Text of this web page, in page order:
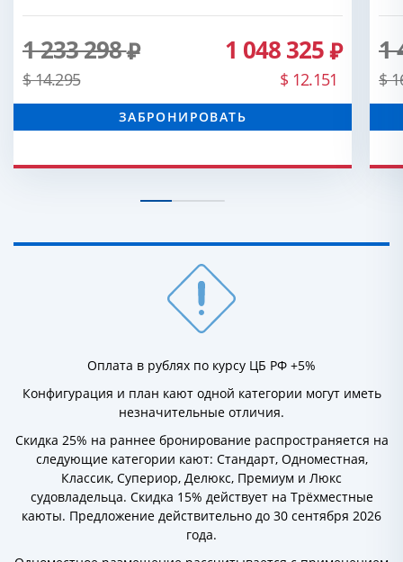
1 233 298
$ 14.295
1 048 325
$ 12.151
ЗАБРОНИРОВАТЬ
1
$
Оплата в рублях по курсу ЦБ РФ +5%
Конфигурация и план кают одной категории могут иметь
незначительные отличия.
Скидка 25% на раннее бронирование распространяется на
следующие категории кают: Стандарт, Одноместная,
Классик, Супериор, Делюкс, Премиум и Люкс
судовладельца. Скидка 15% действует на Трёхместные
каюты. Предложение действительно до 30 сентября 2026
года.